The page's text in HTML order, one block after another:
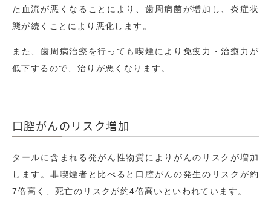
た血流が悪くなることにより、歯周病菌が増加し、炎症状
態が続くことにより悪化します。
また、歯周病治療を行っても喫煙により免疫力・治癒力が
低下するので、治りが悪くなります。
口腔がんのリスク増加
タールに含まれる発がん性物質によりがんのリスクが増加
します。非喫煙者と比べると口腔がんの発生のリスクが約
7倍高く、死亡のリスクが約4倍高いといわれています。